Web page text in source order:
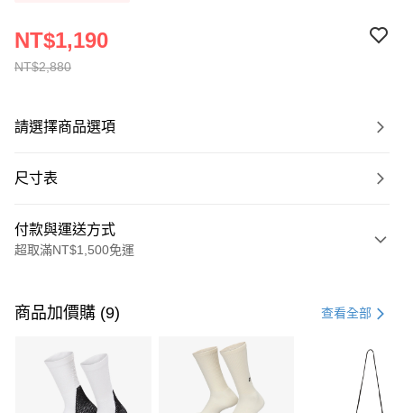
NT$2,880
NT$1,190
請選擇商品選項
尺寸表
付款與運送方式
超取滿NT$1,500免運
信用卡一次付款
3 期 0 利率 每期 21家銀行
合作金庫商業銀行
第一商業銀行
商品加價購 (9) 查看全部